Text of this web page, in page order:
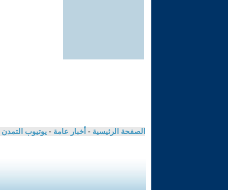
الصفحة الرئيسية - أخبار عامة - يوتيوب التمدن